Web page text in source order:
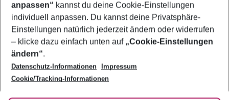
Footer
Footer navigation
Über uns
AGB
Bestpreisgarantie
Cookie-Einstellungen ändern
Cookie-Richtlinie
Agenturbetreuung
Barrierefreies Reisen
Folge uns
anpassen“ kannst du deine Cookie-Einstellungen
individuell anpassen. Du kannst deine Privatsphäre-
Einstellungen natürlich jederzeit ändern oder widerrufen
– klicke dazu einfach unten auf „Cookie-Einstellungen
ändern“.
Datenschutz-Informationen
Impressum
Cookie/Tracking-Informationen